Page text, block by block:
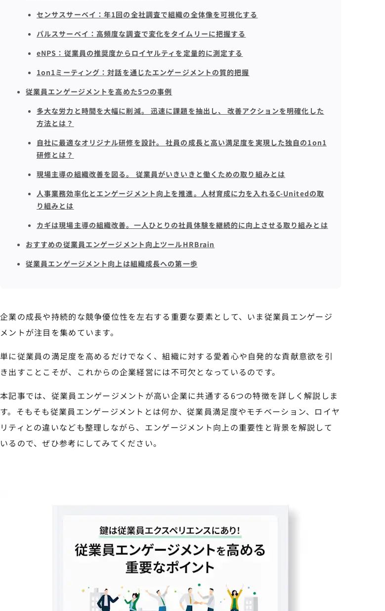
センサスサーベイ：年1回の全社調査で組織の全体像を可視化する
パルスサーベイ：高頻度な調査で変化をタイムリーに把握する
eNPS：従業員の推奨度からロイヤルティを定量的に測定する
1on1ミーティング：対話を通じたエンゲージメントの質的把握
従業員エンゲージメントを高めた5つの事例
多大な労力と時間を大幅に削減。 迅速に課題を抽出し、 改善アクションを明確化した
方法とは？
自社に最適なオリジナル研修を設計。 社員の成長と高い満足度を実現した独自の1on1
研修とは？
現場主導の組織改善を図る。 従業員がいきいきと働くための取り組みとは
人事業務効率化とエンゲージメント向上を推進。人材育成に力を入れるC-Unitedの取
り組みとは
カギは現場主導の組織改善。一人ひとりの社員体験を継続的に向上させる取り組みとは
おすすめの従業員エンゲージメント向上ツールHRBrain
従業員エンゲージメント向上は組織成長への第一歩
企業の成長や持続的な競争優位性を左右する重要な要素として、いま従業員エンゲージ
メントが注目を集めています。
単に従業員の満足度を高めるだけでなく、組織に対する愛着心や自発的な貢献意欲を引
き出すことこそが、これからの企業経営には不可欠となっているのです。
本記事では、従業員エンゲージメントが高い企業に共通する6つの特徴を詳しく解説しま
す。そもそも従業員エンゲージメントとは何か、従業員満足度やモチベーション、ロイヤ
リティとの違いなども整理しながら、エンゲージメント向上の重要性と背景を解説して
いるので、ぜひ参考にしてみてください。